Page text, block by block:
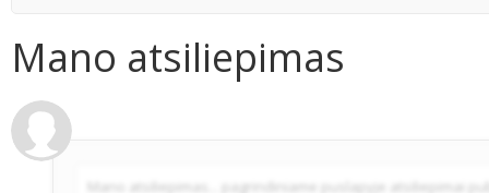
Mano atsiliepimas